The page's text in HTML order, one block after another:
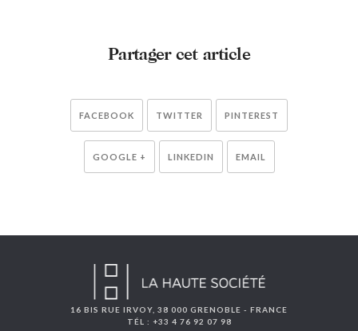
Partager cet article
FACEBOOK TWITTER PINTEREST
GOOGLE + LINKEDIN EMAIL
16 BIS RUE IRVOY, 38 000 GRENOBLE - FRANCE
TÉL : +33 4 76 92 07 98